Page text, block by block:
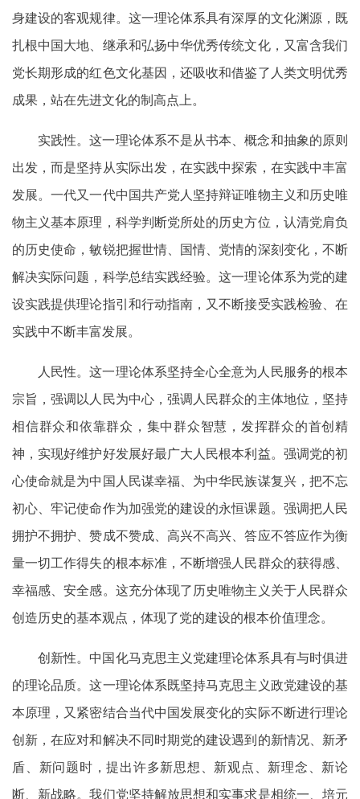
身建设的客观规律。这一理论体系具有深厚的文化渊源，既
扎根中国大地、继承和弘扬中华优秀传统文化，又富含我们
党长期形成的红色文化基因，还吸收和借鉴了人类文明优秀
成果，站在先进文化的制高点上。
实践性。这一理论体系不是从书本、概念和抽象的原则
出发，而是坚持从实际出发，在实践中探索，在实践中丰富
发展。一代又一代中国共产党人坚持辩证唯物主义和历史唯
物主义基本原理，科学判断党所处的历史方位，认清党肩负
的历史使命，敏锐把握世情、国情、党情的深刻变化，不断
解决实际问题，科学总结实践经验。这一理论体系为党的建
设实践提供理论指引和行动指南，又不断接受实践检验、在
实践中不断丰富发展。
人民性。这一理论体系坚持全心全意为人民服务的根本
宗旨，强调以人民为中心，强调人民群众的主体地位，坚持
相信群众和依靠群众，集中群众智慧，发挥群众的首创精
神，实现好维护好发展好最广大人民根本利益。强调党的初
心使命就是为中国人民谋幸福、为中华民族谋复兴，把不忘
初心、牢记使命作为加强党的建设的永恒课题。强调把人民
拥护不拥护、赞成不赞成、高兴不高兴、答应不答应作为衡
量一切工作得失的根本标准，不断增强人民群众的获得感、
幸福感、安全感。这充分体现了历史唯物主义关于人民群众
创造历史的基本观点，体现了党的建设的根本价值理念。
创新性。中国化马克思主义党建理论体系具有与时俱进
的理论品质。这一理论体系既坚持马克思主义政党建设的基
本原理，又紧密结合当代中国发展变化的实际不断进行理论
创新，在应对和解决不同时期党的建设遇到的新情况、新矛
盾、新问题时，提出许多新思想、新观点、新理念、新论
断、新战略。我们党坚持解放思想和实事求是相统一、培元